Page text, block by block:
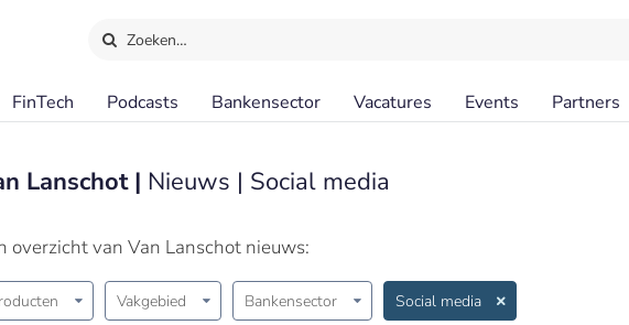
Zoeken…
FinTech Podcasts Bankensector Vacatures Events Partners
Lanschot | Nieuws | Social media
overzicht van Van Lanschot nieuws:
Vakgebied Bankensector Social media